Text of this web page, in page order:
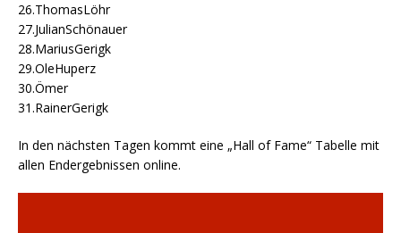
26.ThomasLöhr
27.JulianSchönauer
28.MariusGerigk
29.OleHuperz
30.Ömer
31.RainerGerigk
In den nächsten Tagen kommt eine „Hall of Fame“ Tabelle mit
allen Endergebnissen online.